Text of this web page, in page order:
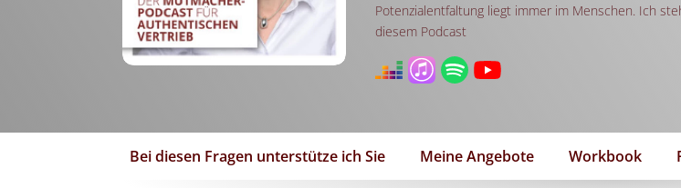
Potenzialentfaltung liegt immer im Menschen. Ich
diesem Podcast
Bei diesen Fragen unterstütze ich Sie Meine Angebote Workbook